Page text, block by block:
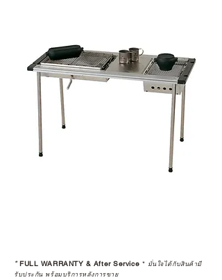
*FULL WARRANTY & After Service * มั่นใจได้กับสินค้ามี
รับประกัน พร้อมบริการหลังการขาย